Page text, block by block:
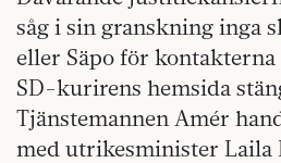
såg i sin granskning inga
eller Säpo för
SD-kurirens hemsida
Tjänstemannen Amér
med utrikesminister Laila